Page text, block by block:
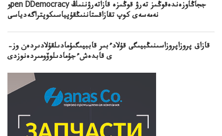
وpen DDemocracy ججاڭاوزەندەقوڭىز تەرۋ قوڭىزە قازاتەرۋننىڭ
نەمەسەى كوپ تقازاقستاننىڭقۇپياسىكوپتراگەدياسى
قازاق پروزاپروزاسىنىڭبيىگى قۇلادءبىر قاببيىگىۇمادىلقۇلادىردەن وز–
ى قابدەشءجۇمادىلوۆومىردەنوزدى